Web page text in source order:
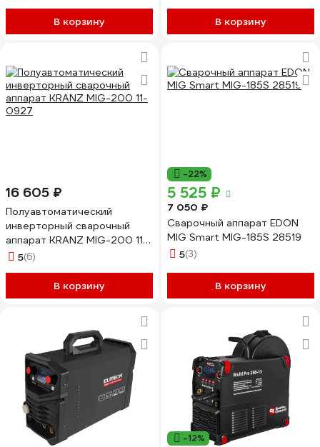
В корзину В корзину
16 605 ₽
Полуавтоматический
инверторный сварочный
аппарат KRANZ MIG-200 11-
0927
5(6)
В корзину
-22%
5 525 ₽
7 050 ₽
Сварочный аппарат EDON
MIG Smart MIG-185S 28519
5(3)
В корзину
-12%